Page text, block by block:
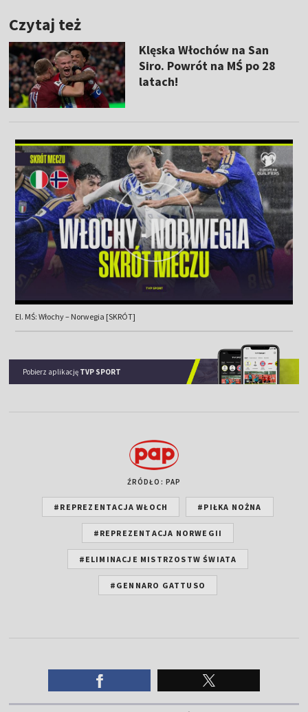
Czytaj też
Klęska Włochów na San
Siro. Powrót na MŚ po 28
latach!
El. MŚ: Włochy – Norwegia [SKRÓT]
Pobierz aplikację TVP SPORT
ŹRÓDŁO: PAP
#REPREZENTACJA WŁOCH #PIŁKA NOŻNA
#REPREZENTACJA NORWEGII
#ELIMINACJE MISTRZOSTW ŚWIATA
#GENNARO GATTUSO